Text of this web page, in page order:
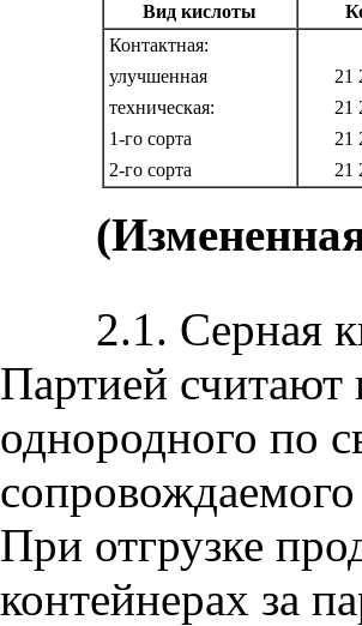
Вид кислоты
Контактная:
улучшенная
21
техническая:
21
1-го сорта
21
2-го сорта
21
2.1. Серная
Партией считают
однородного по
При отгрузке
контейнерах за